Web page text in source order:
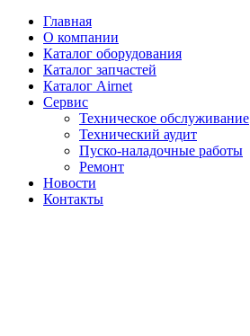
Главная
О компании
Каталог оборудования
Каталог запчастей
Каталог Airnet
Сервис
Техническое обслуживание
Технический аудит
Пуско-наладочные работы
Ремонт
Новости
Контакты